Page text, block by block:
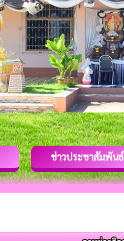
ข่าวประชาสัมพันธ์